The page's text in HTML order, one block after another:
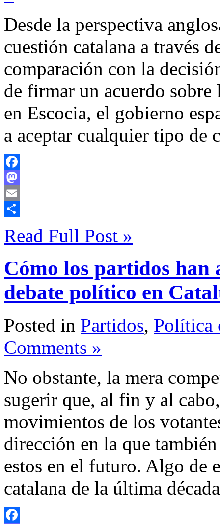
Desde la perspectiva
cuestión catalana a través
comparación con la
de firmar un acuerdo
en Escocia, el gobierno
a aceptar cualquier tipo
Facebook
Mastodon
Email
Read Full Post »
Cómo los partidos
debate político en
Posted in Partidos, Política
Comments »
No obstante, la mera
sugerir que, al fin y al
movimientos de los
dirección en la que
estos en el futuro. Algo de
catalana de la última